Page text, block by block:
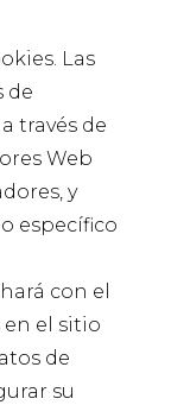
Las
de
través de
Web
y
específico
con el
el sitio
de
su